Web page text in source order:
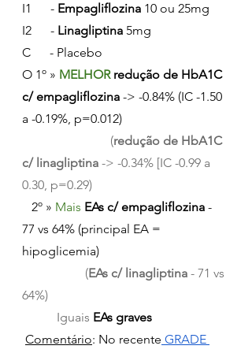
I1      - Empagliflozina 10 ou 25mg
I2      - Linagliptina 5mg
C      - Placebo
O 1º » MELHOR redução de HbA1C
c/ empagliflozina -> -0.84% (IC -1.50
a -0.19%, p=0.012)
(redução de HbA1C
c/ linagliptina -> -0.34% [IC -0.99 a
0.30, p=0.29)
   2º »
Mais EAs c/ empagliflozina -
77 vs 64% (principal EA =
hipoglicemia)
(EAs c/ linagliptina - 71 vs
64%)
Iguais EAs graves
Comentário: No recente GRADE